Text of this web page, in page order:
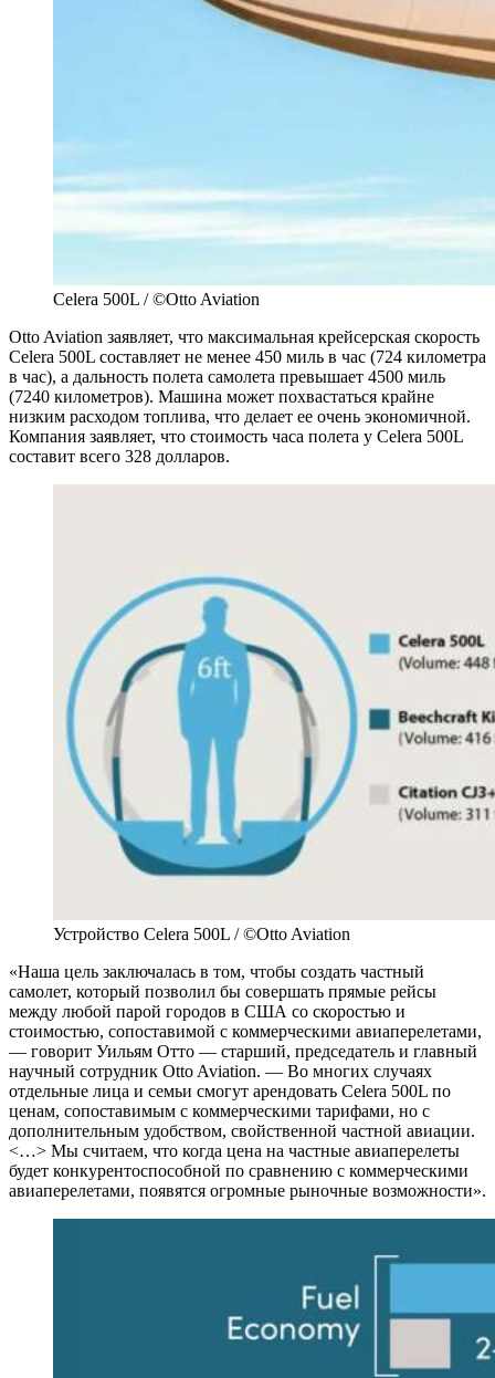
Celera 500L / ©Otto Aviation
Otto Aviation заявляет, что максимальная крейсерская скорость
Celera 500L составляет не менее 450 миль в час (724 километра
в час), а дальность полета самолета превышает 4500 миль
(7240 километров). Машина может похвастаться крайне
низким расходом топлива, что делает ее очень экономичной.
Компания заявляет, что стоимость часа полета у Celera 500L
составит всего 328 долларов.
Устройство Celera 500L / ©Otto Aviation
«Наша цель заключалась в том, чтобы создать частный
самолет, который позволил бы совершать прямые рейсы
между любой парой городов в США со скоростью и
стоимостью, сопоставимой с коммерческими авиаперелетами,
— говорит Уильям Отто — старший, председатель и главный
научный сотрудник Otto Aviation. — Во многих случаях
отдельные лица и семьи смогут арендовать Celera 500L по
ценам, сопоставимым с коммерческими тарифами, но с
дополнительным удобством, свойственной частной авиации.
<…> Мы считаем, что когда цена на частные авиаперелеты
будет конкурентоспособной по сравнению с коммерческими
авиаперелетами, появятся огромные рыночные возможности».